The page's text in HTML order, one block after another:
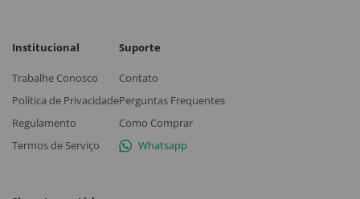
Institucional
Trabalhe Conosco
Política de Privacidade
Regulamento
Termos de Serviço
Suporte
Contato
Perguntas Frequentes
Como Comprar
Whatsapp